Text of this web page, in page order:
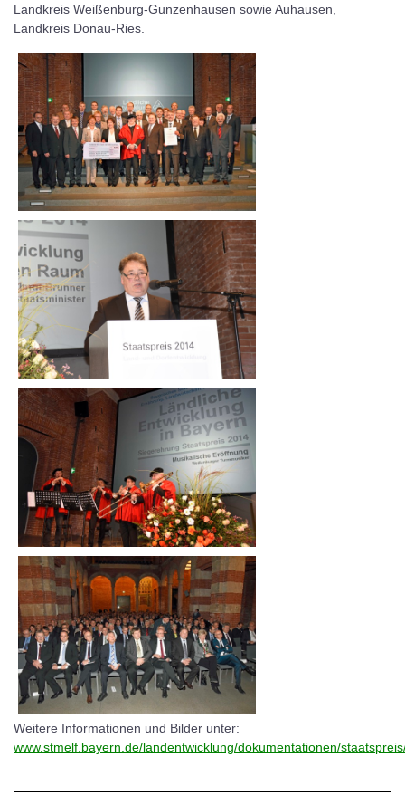
Landkreis Weißenburg-Gunzenhausen sowie Auhausen,
Landkreis Donau-Ries.
Weitere Informationen und Bilder unter:
www.stmelf.bayern.de/landentwicklung/dokumentationen/